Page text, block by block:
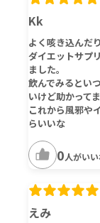
Kk
よく咳き込んだ
ダイエットサプ
ました。
飲んでみるとい
いけど助かってま
これから風邪や
らいいな
0人がい
えみ